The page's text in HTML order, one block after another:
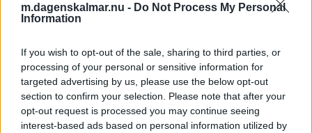
m.dagenskalmar.nu - Do Not Process My Personal
Information
If you wish to opt-out of the sale, sharing to third parties, or
processing of your personal or sensitive information for
targeted advertising by us, please use the below opt-out
section to confirm your selection. Please note that after your
opt-out request is processed you may continue seeing
interest-based ads based on personal information utilized by
Misstänker att hantverkare har stulit
från hans bostad
KRIM 06 augusti 2026 10.00